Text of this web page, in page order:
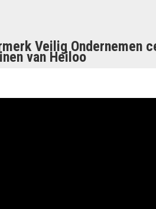
Veilig Ondernemen
van Heiloo